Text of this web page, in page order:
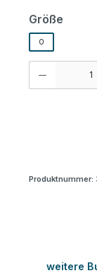
Größe
0
Produkt
Produktnummer:
weitere